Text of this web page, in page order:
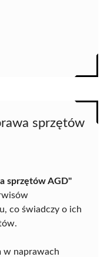
sprzętów
sprzętów AGD"
co świadczy o ich
w naprawach